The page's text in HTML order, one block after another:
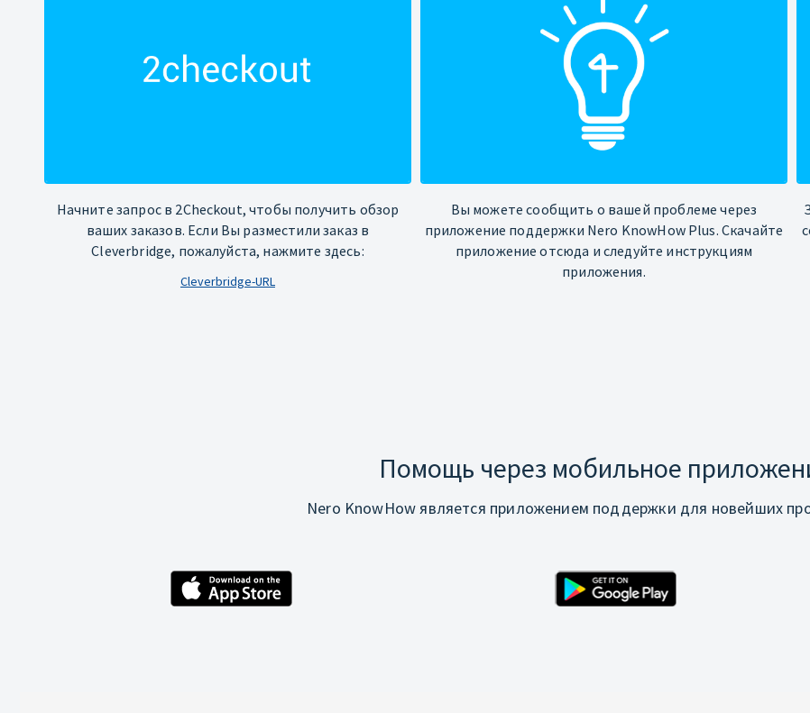
Начните запрос в 2Checkout, чтобы получить обзор
ваших заказов. Если Вы разместили заказ в
Cleverbridge, пожалуйста, нажмите здесь:
Cleverbridge-URL
Вы можете сообщить о вашей проблеме через
приложение поддержки Nero KnowHow Plus. Скачайте
приложение отсюда и следуйте инструкциям
приложения.
Помощь через мобильное
Nero KnowHow является приложением поддержки для новейших